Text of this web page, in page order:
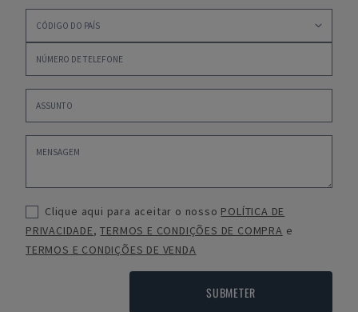
Clique aqui para aceitar o nosso POLÍTICA DE
PRIVACIDADE,TERMOS E CONDIÇÕES DE COMPRA e
TERMOS E CONDIÇÕES DE VENDA
SUBMETER